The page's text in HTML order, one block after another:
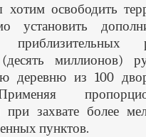
освободить
установить
миллионов)
деревню из 100
при захвате более
пунктов.